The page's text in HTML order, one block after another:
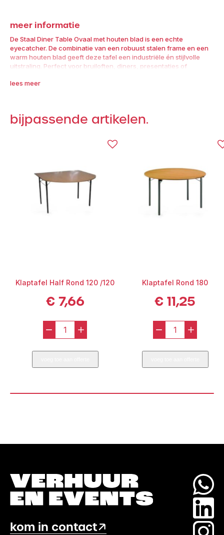
incl.
Wooden
top
aantal
meer informatie
De Staal Diner Table Ovaal met houten blad is een echte
eyecatcher. De combinatie van een robuust stalen frame en een
warm houten blad geeft deze tafel een industriële én stijlvolle
uitstraling. Perfect voor bruiloften, diners, presentaties of
✔ Industrieel zwart stalen onderstel
✔ Geschikt voor 6 tot 8 personen
✔ Combineerbaar met velvet stoelen of gouden accenten
Deze tafel komt volledig tot zijn recht in settings met aandacht
voor sfeer, stijl en detail. Combineer met designstoelen en
tafellinnen voor een complete beleving.
lees meer
bijpassende artikelen.
Klaptafel Half Rond 120 /120
€7,66
-
Klaptafel
Half
Rond
/120
+
Klaptafel Rond 180
€ 11,25
-
Klaptafel
Rond
180
+
kom in contact